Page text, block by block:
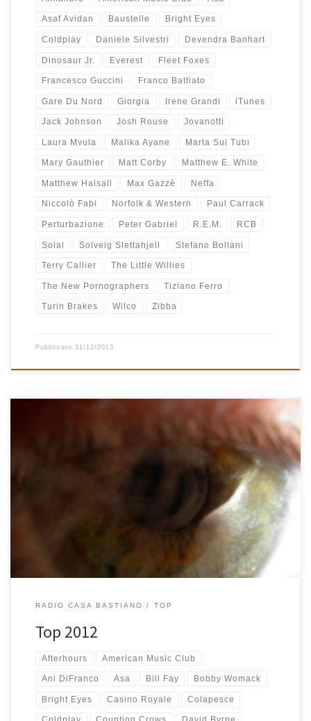
Asaf Avidan Baustelle Bright Eyes
Coldplay Daniele Silvestri Devendra Banhart
Dinosaur Jr. Everest Fleet Foxes
Francesco Guccini Franco Battiato
Gare Du Nord Giorgia Irene Grandi iTunes
Jack Johnson Josh Rouse Jovanotti
Laura Mvula Malika Ayane Marta Sui Tubi
Mary Gauthier Matt Corby Matthew E. White
Matthew Halsall Max Gazzè Neffa
Niccolò Fabi Norfolk & Western Paul Carrack
Perturbazione Peter Gabriel R.E.M. RCB
Solal Solveig Slettahjell Stefano Bollani
Terry Callier The Little Willies
The New Pornographers Tiziano Ferro
Turin Brakes Wilco Zibba
Pubblicato 31/12/2013
Curiosi di sapere quali sono stati i dischi del 2012 più suonati qui a
Radio Casa Bastiano? Ecco una lista con link dei 25 dischi usciti nel
2012 più ascoltati (tra parentesi il numero di volte) e, dopo, la top
25 di sempre. Non sai come fare a collegarti a […]
RADIO CASA BASTIANO TOP
Top 2012
Afterhours American Music Club
Ani DiFranco Asa Bill Fay Bobby Womack
Bright Eyes Casino Royale Colapesce